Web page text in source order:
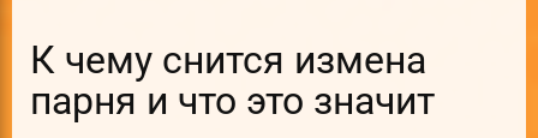
К чему снится измена
парня и что это значит